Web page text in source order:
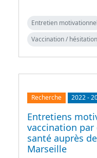
Entretien motivationnel
Vaccination /
Recherche 2022-
Entretiens
vaccination par
santé auprès
Marseille